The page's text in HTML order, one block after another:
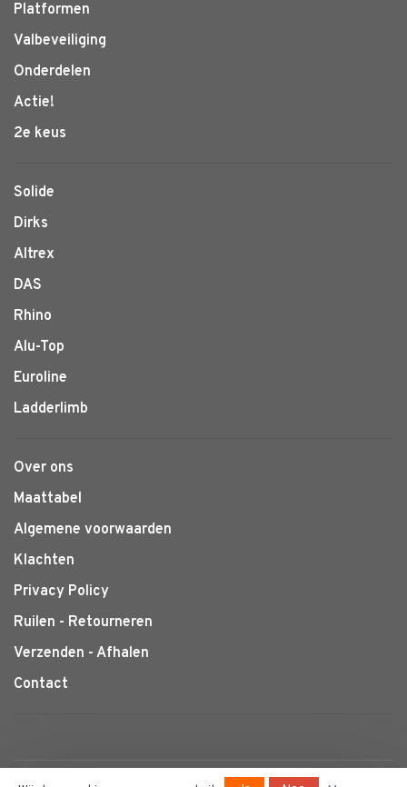
Platformen
Valbeveiliging
Onderdelen
Actie!
2e keus
Solide
Dirks
Altrex
DAS
Rhino
Alu-Top
Euroline
Ladderlimb
Over ons
Maattabel
Algemene voorwaarden
Klachten
Privacy Policy
Ruilen - Retourneren
Verzenden - Afhalen
Contact